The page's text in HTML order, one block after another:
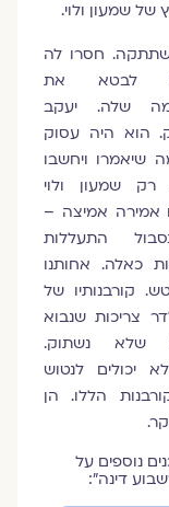
שמעון ולוי.
חסרו לה
לבטא את
שלה. יעקב
הוא היה עסוק
שיאמרו ויחשבו
רק שמעון ולוי
אמירה אמיצה –
התעללות
כאלה. אחותנו
קורבנותיו של
צריכות שנבוא
שלא נשתוק.
יכולים לנטוש
הללו. הן
נוספים על
דינה״: